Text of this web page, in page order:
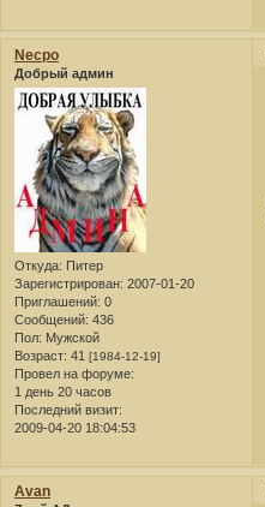
Necpo
Добрый админ
Откуда: Питер
Зарегистрирован: 2007-01-20
Приглашений: 0
Сообщений: 436
Пол: Мужской
Возраст: 41 [1984-12-19]
Провел на форуме:
1 день 20 часов
Последний визит:
2009-04-20 18:04:53
Avan